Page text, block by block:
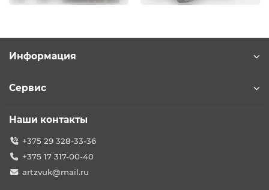
Информация
Сервис
Наши контакты
+375 29 328-33-36
+375 17 317-00-40
artzvuk@mail.ru